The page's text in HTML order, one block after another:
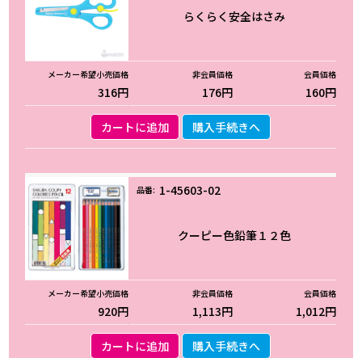
らくらく安全はさみ
316円 176円 160円
カートに追加 購入手続きへ
1-45603-02
クーピー色鉛筆１２色
920円 1,113円 1,012円
カートに追加 購入手続きへ